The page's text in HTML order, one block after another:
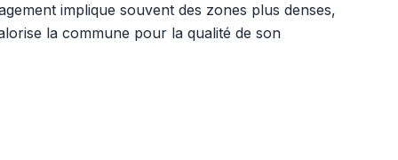
implique souvent des zones plus denses,
la commune pour la qualité de son